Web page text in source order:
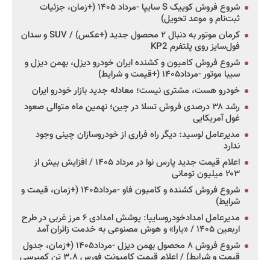
شروع فروش کوییک S سایپا -مرداد ۱۴۰۵ (+زمان، جزئیات
ثبت‌نام و موعد تحویل)
کرمان موتور به دنبال ۲ محصول جدید (+عکس) / SUV و سدان
فول‌سایز روی پلتفرم KP2
شروع فروش کامیون و کشنده ایران خودرو دیزل، بهمن دیزل و
سیبا موتور -مرداد۱۴۰۵ (+قیمت و شرایط)
خودرو هست، مشتری نیست؛ معادله جدید بازار خودرو ایران
رشد ۳۸ درصدی فروش تسلا در چین؛ نهمین ماه متوالی صعود
غول آمریکایی
مدیرعامل لوسید: دیگر راه فراری از خودروسازان چینی وجود
ندارد
اعلام قیمت جدید پارس نوا در مرداد ۱۴۰۵ / افزایش بیش از
۲۰۳ میلیون تومانی
شروع فروش کشنده و کامیون فاو -مرداد۱۴۰۵ (+زمان، قیمت و
شرایط)
مدیرعامل امدادخودروسایپا: پوشش امدادی ۶ مرز غربی در طرح
اربعین ۱۴۰۵ / «یارا» و هوش مصنوعی به خدمت زائران آمد
شروع فروش ۸ محصول بهمن دیزل -مرداد۱۴۰۵ (+زمان، جدول